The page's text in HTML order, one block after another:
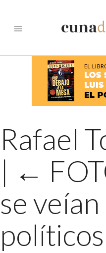
menu
Rafael
| ←
se veían